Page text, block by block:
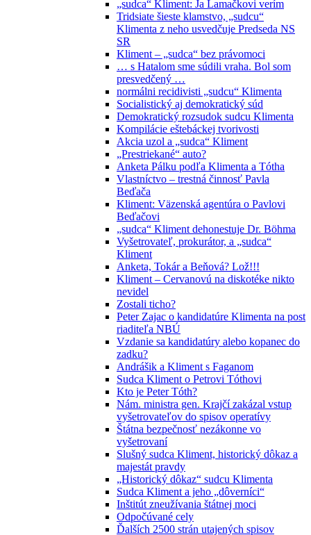
„sudca“ Kliment: Ja Lamačkovi verím
Tridsiate šieste klamstvo, „sudcu“
Klimenta z neho usvedčuje Predseda NS
SR
Kliment – „sudca“ bez právomoci
… s Hatalom sme súdili vraha. Bol som
presvedčený …
normálni recidivisti „sudcu“ Klimenta
Socialistický aj demokratický súd
Demokratický rozsudok sudcu Klimenta
Kompilácie eštebáckej tvorivosti
Akcia uzol a „sudca“ Kliment
„Prestriekané“ auto?
Anketa Pálku podľa Klimenta a Tótha
Vlastníctvo – trestná činnosť Pavla
Beďača
Kliment: Väzenská agentúra o Pavlovi
Beďačovi
„sudca“ Kliment dehonestuje Dr. Böhma
Vyšetrovateľ, prokurátor, a „sudca“
Kliment
Anketa, Tokár a Beňová? Lož!!!
Kliment – Cervanovú na diskotéke nikto
nevidel
Zostali ticho?
Peter Zajac o kandidatúre Klimenta na post
riaditeľa NBÚ
Vzdanie sa kandidatúry alebo kopanec do
zadku?
Andrášik a Kliment s Faganom
Sudca Kliment o Petrovi Tóthovi
Kto je Peter Tóth?
Nám. ministra gen. Krajčí zakázal vstup
vyšetrovateľov do spisov operatívy
Štátna bezpečnosť nezákonne vo
vyšetrovaní
Slušný sudca Kliment, historický dôkaz a
majestát pravdy
„Historický dôkaz“ sudcu Klimenta
Sudca Kliment a jeho „dôverníci“
Inštitút zneužívania štátnej moci
Odpočúvané cely
Ďalších 2500 strán utajených spisov